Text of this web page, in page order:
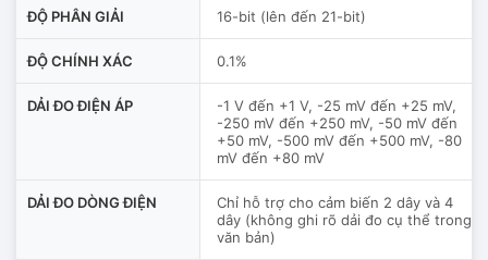
ĐỘ PHÂN GIẢI 16-bit (lên đến 21-bit)
ĐỘ CHÍNH XÁC 0.1%
DẢI ĐO ĐIỆN ÁP
-1 V đến +1 V, -25 mV đến +25 mV,
-250 mV đến +250 mV, -50 mV đến
+50 mV, -500 mV đến +500 mV, -80
mV đến +80 mV
DẢI ĐO DÒNG ĐIỆN
Chỉ hỗ trợ cho cảm biến 2 dây và 4
dây (không ghi rõ dải đo cụ thể trong
văn bản)